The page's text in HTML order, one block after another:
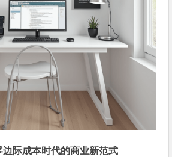
边际成本时代的商业新范式